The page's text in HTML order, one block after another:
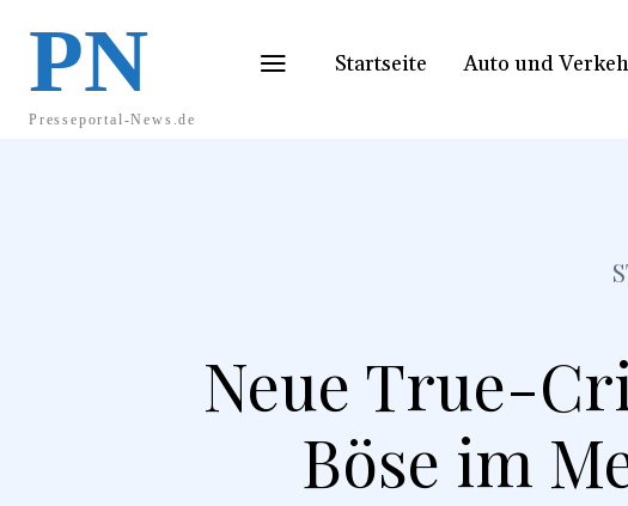
PN
Presseportal-News.de
Startseite Auto und
Neue True-
Böse im